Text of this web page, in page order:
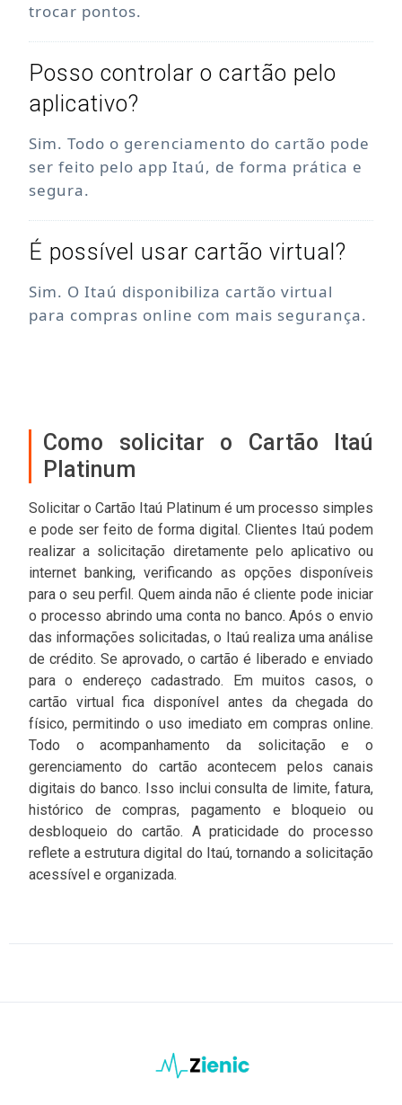
trocar pontos.
Posso controlar o cartão pelo
aplicativo?
Sim. Todo o gerenciamento do cartão pode
ser feito pelo app Itaú, de forma prática e
segura.
É possível usar cartão virtual?
Sim. O Itaú disponibiliza cartão virtual
para compras online com mais segurança.
Como solicitar o Cartão Itaú
Platinum
Solicitar o Cartão Itaú Platinum é um processo simples
e pode ser feito de forma digital. Clientes Itaú podem
realizar a solicitação diretamente pelo aplicativo ou
internet banking, verificando as opções disponíveis
para o seu perfil. Quem ainda não é cliente pode iniciar
o processo abrindo uma conta no banco. Após o envio
das informações solicitadas, o Itaú realiza uma análise
de crédito. Se aprovado, o cartão é liberado e enviado
para o endereço cadastrado. Em muitos casos, o
cartão virtual fica disponível antes da chegada do
físico, permitindo o uso imediato em compras online.
Todo o acompanhamento da solicitação e o
gerenciamento do cartão acontecem pelos canais
digitais do banco. Isso inclui consulta de limite, fatura,
histórico de compras, pagamento e bloqueio ou
desbloqueio do cartão. A praticidade do processo
reflete a estrutura digital do Itaú, tornando a solicitação
acessível e organizada.